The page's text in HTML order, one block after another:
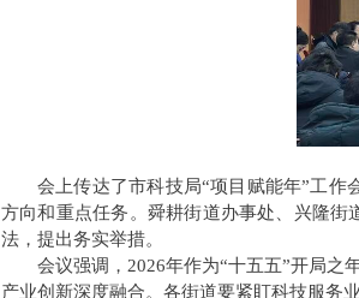
会上传达了市科技局“项目赋能年”工作
方向和重点任务。舜耕街道办事处、兴隆
法，提出务实举措。
会议强调，2026年作为“十五五”开局之
产业创新深度融合。各街道要紧盯科技服务